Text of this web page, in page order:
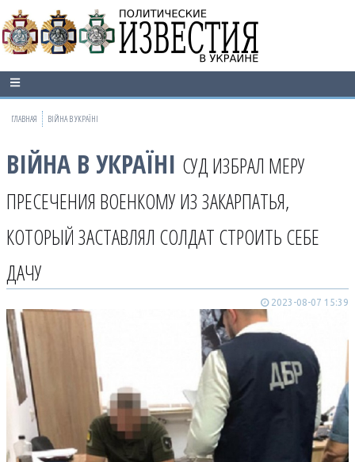
ГЛАВНАЯ ВІЙНА В УКРАЇНІ
ВІЙНА В УКРАЇНІ СУД ИЗБРАЛ МЕРУ
ПРЕСЕЧЕНИЯ ВОЕНКОМУ ИЗ ЗАКАРПАТЬЯ,
КОТОРЫЙ ЗАСТАВЛЯЛ СОЛДАТ СТРОИТЬ СЕБЕ
ДАЧУ
2023-08-07 15:39